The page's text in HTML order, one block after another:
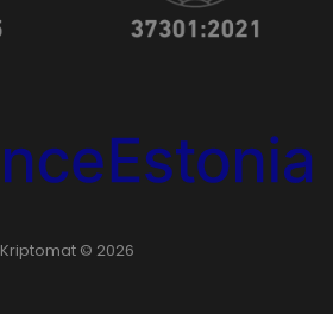
Kriptomat © 2026